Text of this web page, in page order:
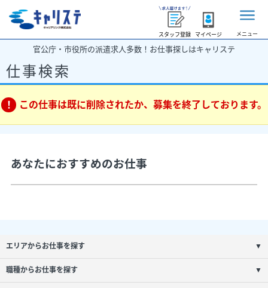
スタッフ登録 マイページ メニュー
官公庁・市役所の派遣求人多数！お仕事探しはキャリステ
仕事検索
この仕事は既に削除されたか、募集を終了しております。
あなたにおすすめのお仕事
エリアからお仕事を探す ▼
職種からお仕事を探す ▼